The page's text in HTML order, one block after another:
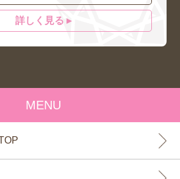
詳しく見る ▸
MENU